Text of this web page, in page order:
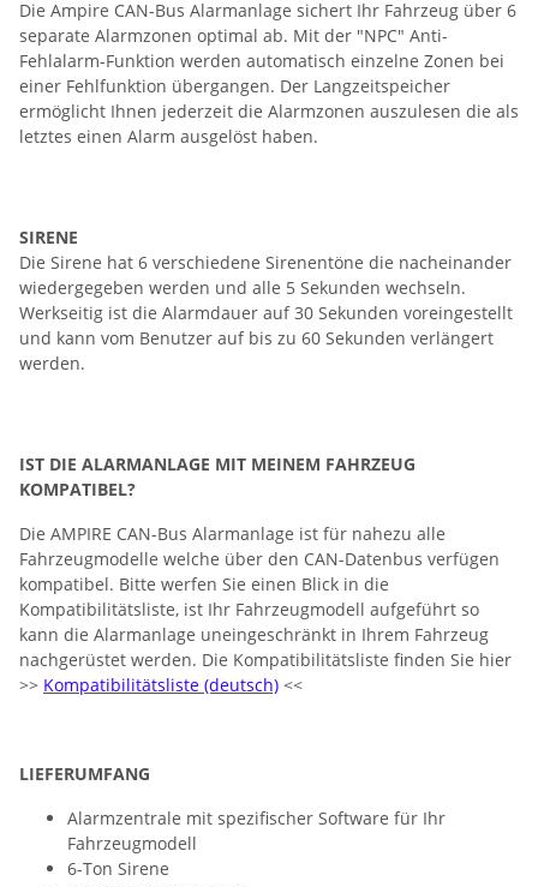
Die Ampire CAN-Bus Alarmanlage sichert Ihr Fahrzeug über 6
separate Alarmzonen optimal ab. Mit der "NPC" Anti-
Fehlalarm-Funktion werden automatisch einzelne Zonen bei
einer Fehlfunktion übergangen. Der Langzeitspeicher
ermöglicht Ihnen jederzeit die Alarmzonen auszulesen die als
letztes einen Alarm ausgelöst haben.
SIRENE
Die Sirene hat 6 verschiedene Sirenentöne die nacheinander
wiedergegeben werden und alle 5 Sekunden wechseln.
Werkseitig ist die Alarmdauer auf 30 Sekunden voreingestellt
und kann vom Benutzer auf bis zu 60 Sekunden verlängert
werden.
IST DIE ALARMANLAGE MIT MEINEM FAHRZEUG
KOMPATIBEL?
Die AMPIRE CAN-Bus Alarmanlage ist für nahezu alle
Fahrzeugmodelle welche über den CAN-Datenbus verfügen
kompatibel. Bitte werfen Sie einen Blick in die
Kompatibilitätsliste, ist Ihr Fahrzeugmodell aufgeführt so
kann die Alarmanlage uneingeschränkt in Ihrem Fahrzeug
nachgerüstet werden. Die Kompatibilitätsliste finden Sie hier
>> Kompatibilitätsliste (deutsch) <<
LIEFERUMFANG
Alarmzentrale mit spezifischer Software für Ihr
Fahrzeugmodell
6-Ton Sirene